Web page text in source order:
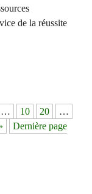
de la réussite
… 10 20
…
Dernière page